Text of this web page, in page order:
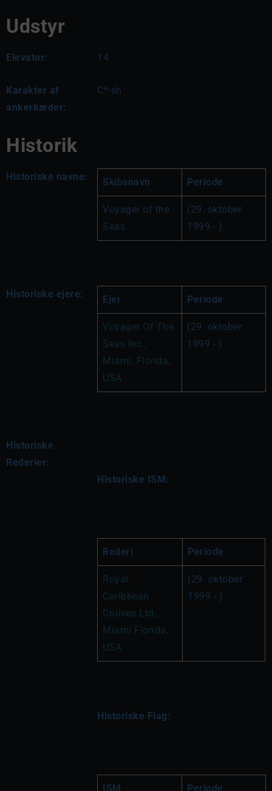
Udstyr
Elevator: 14
Karakter af
ankerkæder:
C*-sh
Historik
Historiske navne: Skibsnavn Periode
Voyager of the
Seas
(29. oktober
1999 - )
Historiske ejere: Ejer Periode
Voyager Of The
Seas Inc.,
Miami, Florida,
USA
(29. oktober
1999 - )
Historiske
Rederier:
Historiske ISM:
Rederi Periode
Royal
Caribbean
Cruises Ltd.,
Miami Florida,
USA
(29. oktober
1999 - )
Historiske Flag:
ISM Periode